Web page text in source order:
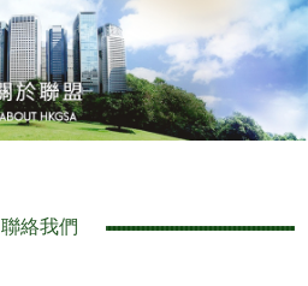
聯絡我們